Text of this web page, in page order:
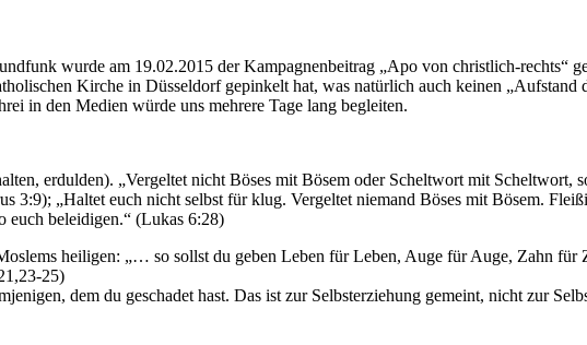
wurde am 19.02.2015 der Kampagnenbeitrag „Apo von christlich-rechts“
Kirche in Düsseldorf gepinkelt hat, was natürlich auch keinen „Aufstand
in den Medien würde uns mehrere Tage lang begleiten.
erdulden). „Vergeltet nicht Böses mit Bösem oder Scheltwort mit Scheltwort,
3:9); „Haltet euch nicht selbst für klug. Vergeltet niemand Böses mit Bösem.
euch beleidigen.“ (Lukas 6:28)
heiligen: „… so sollst du geben Leben für Leben, Auge für Auge, Zahn
25)
dem du geschadet hast. Das ist zur Selbsterziehung gemeint, nicht zur